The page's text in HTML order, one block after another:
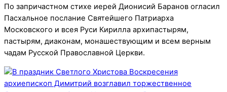
По запричастном стихе иерей Дионисий Баранов огласил
Пасхальное послание Святейшего Патриарха
Московского и всея Руси Кирилла архипастырям,
пастырям, диаконам, монашествующим и всем верным
чадам Русской Православной Церкви.